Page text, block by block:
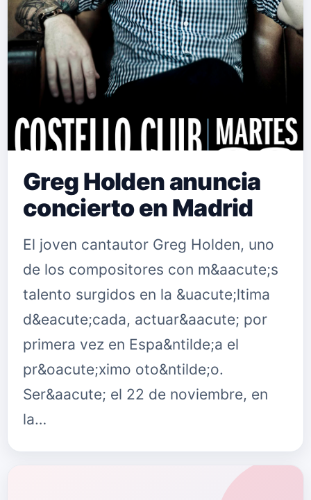
Greg Holden anuncia
concierto en Madrid
El joven cantautor Greg Holden, uno
de los compositores con m&aacute;s
talento surgidos en la &uacute;ltima
d&eacute;cada, actuar&aacute; por
primera vez en Espa&ntilde;a el
pr&oacute;ximo oto&ntilde;o.
Ser&aacute; el 22 de noviembre, en
la…